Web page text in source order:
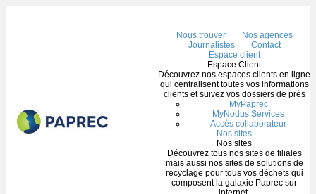
Nous trouver
Nos agences
Journalistes
Contact
Espace client
Espace Client
Découvrez nos espaces clients en ligne
qui centralisent toutes vos informations
clients et suivez vos dossiers de près
MyPaprec
MyNodus Services
Accès collaborateur
Nos sites
Nos sites
Découvrez tous nos sites de filiales
mais aussi nos sites de solutions de
recyclage pour tous vos déchets qui
composent la galaxie Paprec sur